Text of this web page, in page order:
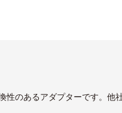
性のあるアダプターです。他